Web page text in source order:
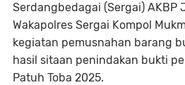
Serdangbedagai (Sergai) AKBP
Wakapolres Sergai Kompol
kegiatan pemusnahan barang
hasil sitaan penindakan bukti
Patuh Toba 2025.